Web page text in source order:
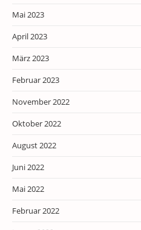
Mai 2023
April 2023
März 2023
Februar 2023
November 2022
Oktober 2022
August 2022
Juni 2022
Mai 2022
Februar 2022